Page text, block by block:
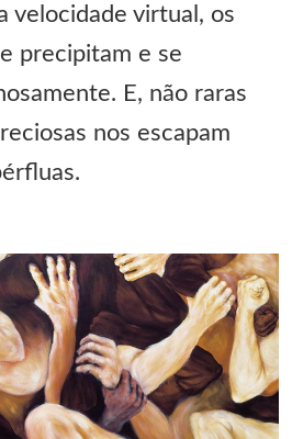
velocidade virtual, os
precipitam e se
E, não raras
nos escapam